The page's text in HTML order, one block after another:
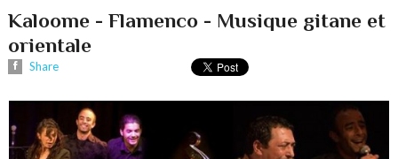
Kaloome - Flamenco - Musique gitane et
orientale
Share